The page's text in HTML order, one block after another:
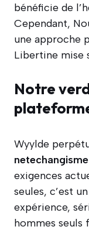
bénéficie de
Cependant,
une approche
Libertine mise
Notre
Wyylde
netechangisme
exigences
seules, c’est
expérience,
hommes seuls